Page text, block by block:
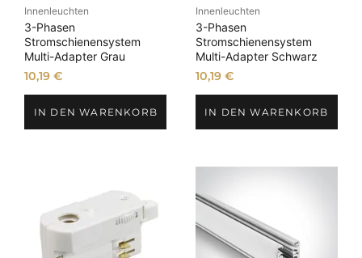
e
n
g
Innenleuchten
3-Phasen
Stromschienensystem
Multi-Adapter Grau
10,19€
IN DEN WARENKORB
Innenleuchten
3-Phasen
Stromschienensystem
Multi-Adapter Schwarz
10,19 €
IN DEN WARENKORB